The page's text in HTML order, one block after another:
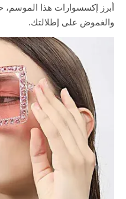
أبرز إكسسوارات هذا
والغموض على إطلالتك.